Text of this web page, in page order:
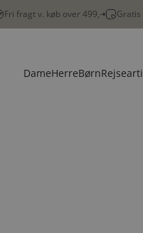
Fri fragt v. køb over 499,-
DameHerreBørn